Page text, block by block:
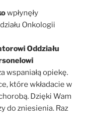
wpłynęły
Onkologii
Oddziału
wspaniałą opiekę.
które wkładacie w
Dzięki Wam
do zniesienia. Raz